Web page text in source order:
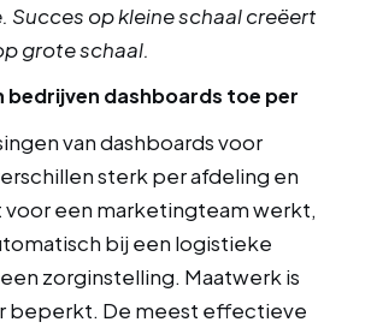
Succes op kleine schaal creëert
grote schaal.
bedrijven dashboards toe per
van dashboards voor
sterk per afdeling en
voor een marketingteam werkt,
bij een logistieke
zorginstelling. Maatwerk is
beperkt. De meest effectieve